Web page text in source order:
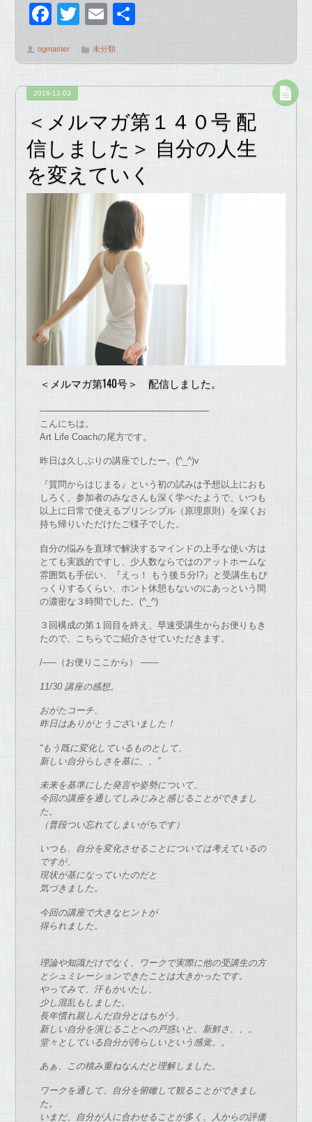
F
c
e
b
o
o
k
T
tt
er
E
ail
ogmaster 未分類
2019-12-03
＜メルマガ第１４０号 配
信しました＞ 自分の人生
を変えていく
＜メルマガ第140号＞ 配信しました。
───────────────────────────
こんにちは。
Art Life Coachの尾方です。
昨日は久しぶりの講座でしたー。(^_^)v
『質問からはじまる』という初の試みは予想以上におも
しろく、参加者のみなさんも深く学べたようで、いつも
以上に日常で使えるプリンシプル（原理原則）を深くお
持ち帰りいただけたご様子でした。
自分の悩みを直球で解決するマインドの上手な使い方は
とても実践的ですし、少人数ならではのアットホームな
雰囲気も手伝い、『えっ！ もう後５分!?』と受講生もび
っくりするくらい、ホント休憩もないのにあっという間
の濃密な３時間でした。(^_^)
３回構成の第１回目を終え、早速受講生からお便りもき
たので、こちらでご紹介させていただきます。
/—–（お便りここから） ——
11/30 講座の感想。
おがたコーチ、
昨日はありがとうございました！
“もう既に変化しているものとして、
新しい自分らしさを基に、、”
未来を基準にした発言や姿勢について、
今回の講座を通してしみじみと感じることができまし
た。
（普段つい忘れてしまいがちです）
いつも、自分を変化させることについては考えているの
ですが、
現状が基になっていたのだと
気づきました。
今回の講座で大きなヒントが
得られました。
理論や知識だけでなく、ワークで実際に他の受講生の方
とシュミレーションできたことは大きかったです。
やってみて、汗もかいたし、
少し混乱もしました。
長年慣れ親しんだ自分とはちがう、
新しい自分を演じることへの戸惑いと、新鮮さ、、。
堂々としている自分が誇らしいという感覚。。
あぁ、この積み重ねなんだと理解しました。
ワークを通して、自分を俯瞰して観ることができまし
た。
いまだ、自分が人に合わせることが多く、人からの評価